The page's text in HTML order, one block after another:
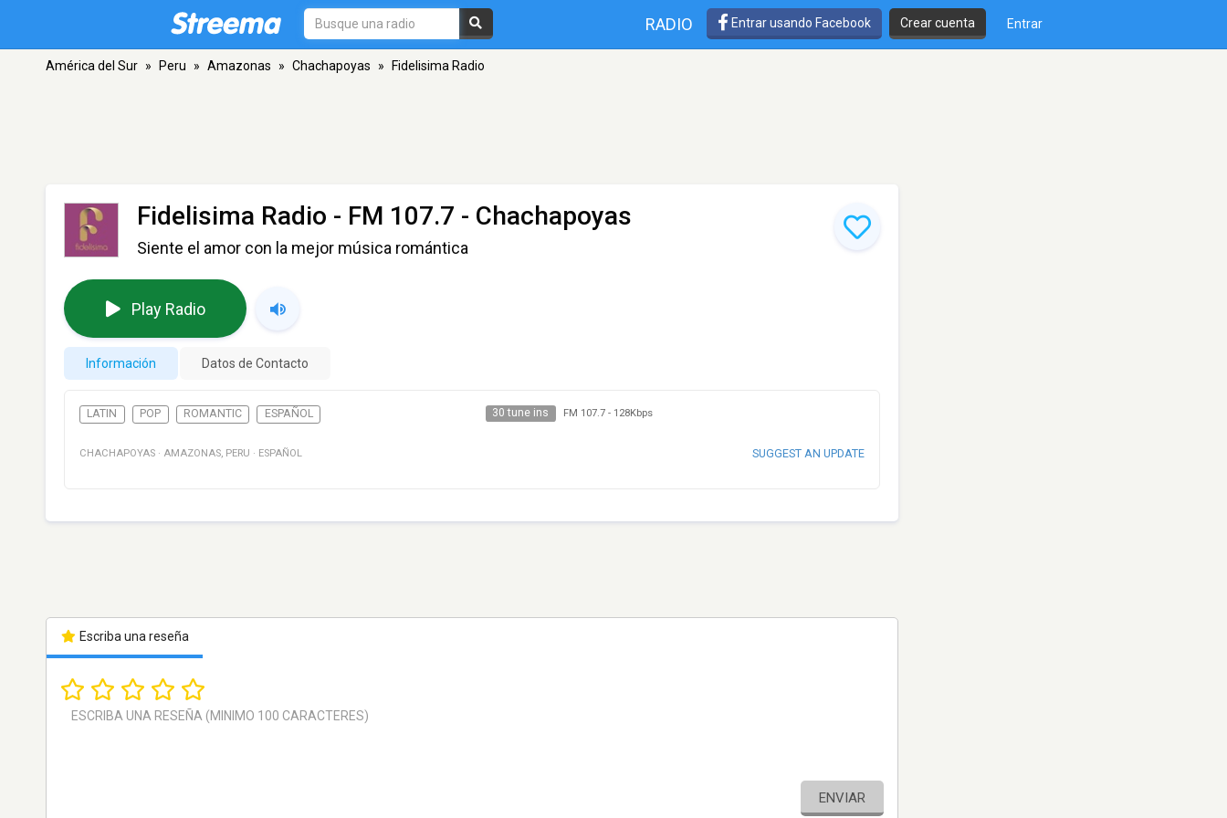
RADIO Entrar usando Facebook Crear cuenta Entrar
América del Sur » Peru » Amazonas » Chachapoyas » Fidelisima Radio
Fidelisima Radio - FM 107.7 - Chachapoyas
Siente el amor con la mejor música romántica
Play Radio
Información Datos de Contacto
LATIN POP ROMANTIC ESPAÑOL 30 tune ins FM 107.7- 128Kbps
CHACHAPOYAS · AMAZONAS, PERU · ESPAÑOL SUGGEST AN UPDATE
Escriba una reseña
ENVIAR